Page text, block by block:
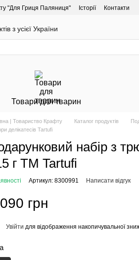
"Для Гриця Паляниця" Історії Контакти
з усієї України
Товари для тварин
| Товариство Крафту Каталог продуктів
делікатесів Tartufi
набір
г ТМ Tartufi
Артикул: 8300991 Написати відгук
грн
Увійти для відображення накопичувальної